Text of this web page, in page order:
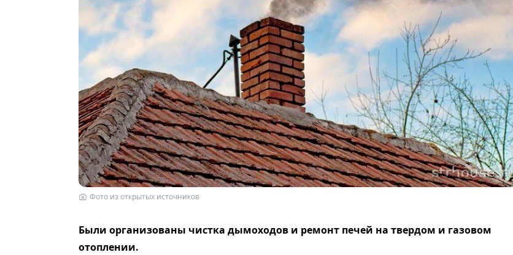
Фото из открытых источников
Были организованы чистка дымоходов и ремонт печей на твердом и газовом
отоплении.